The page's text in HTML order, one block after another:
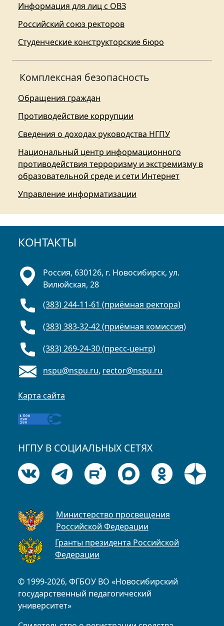
Информация для лиц с ОВЗ
Российский союз ректоров
Студенческие конструкторские бюро
Комплексная безопасность
Обращения граждан
Противодействие коррупции
Сведения о доходах руководства НГПУ
Национальный центр информационного
противодействия терроризму и экстремизму в
образовательной среде и сети Интернет
Управление информатизации
КОНТАКТЫ
© 1999-2026, ФГБОУ ВО «Новосибирский
государственный педагогический
университет»
Россия, 630126, г. Новосибирск, ул.
Вилюйская, 28
(383) 244-11-61 (приёмная ректора)
(383) 383-32-42 (приёмная комиссия)
(383) 269-24-30 (пресс-центр)
nspu@nspu.ru, rector@nspu.ru
Карта сайта
НГПУ В СОЦИАЛЬНЫХ СЕТЯХ
Министерство просвещения
Российской Федерации
Гранты президента Российской
Федерации